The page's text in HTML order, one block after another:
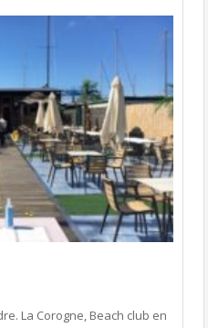
Fonds de commerce
La Corogne, Beach club en